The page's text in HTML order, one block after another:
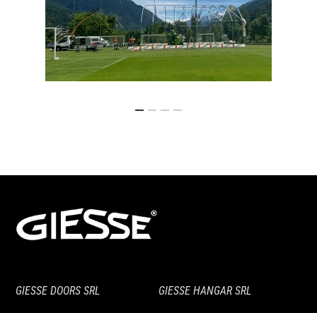
GIESSE DOORS SRL GIESSE HANGAR SRL